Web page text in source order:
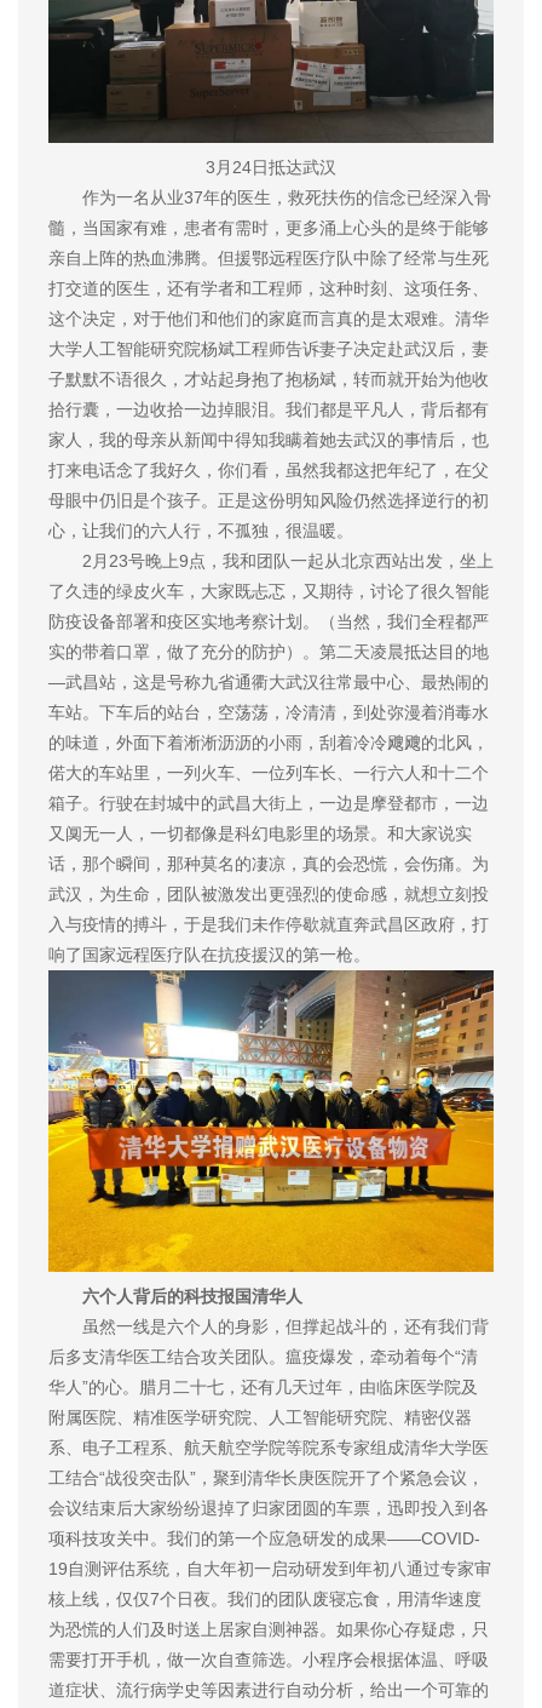
3月24日抵达武汉
作为一名从业37年的医生，救死扶伤的信念已经深入骨
髓，当国家有难，患者有需时，更多涌上心头的是终于能够
亲自上阵的热血沸腾。但援鄂远程医疗队中除了经常与生死
打交道的医生，还有学者和工程师，这种时刻、这项任务、
这个决定，对于他们和他们的家庭而言真的是太艰难。清华
大学人工智能研究院杨斌工程师告诉妻子决定赴武汉后，妻
子默默不语很久，才站起身抱了抱杨斌，转而就开始为他收
拾行囊，一边收拾一边掉眼泪。我们都是平凡人，背后都有
家人，我的母亲从新闻中得知我瞒着她去武汉的事情后，也
打来电话念了我好久，你们看，虽然我都这把年纪了，在父
母眼中仍旧是个孩子。正是这份明知风险仍然选择逆行的初
心，让我们的六人行，不孤独，很温暖。
2月23号晚上9点，我和团队一起从北京西站出发，坐上
了久违的绿皮火车，大家既忐忑，又期待，讨论了很久智能
防疫设备部署和疫区实地考察计划。（当然，我们全程都严
实的带着口罩，做了充分的防护）。第二天凌晨抵达目的地
—武昌站，这是号称九省通衢大武汉往常最中心、最热闹的
车站。下车后的站台，空荡荡，冷清清，到处弥漫着消毒水
的味道，外面下着淅淅沥沥的小雨，刮着冷冷飕飕的北风，
偌大的车站里，一列火车、一位列车长、一行六人和十二个
箱子。行驶在封城中的武昌大街上，一边是摩登都市，一边
又阒无一人，一切都像是科幻电影里的场景。和大家说实
话，那个瞬间，那种莫名的凄凉，真的会恐慌，会伤痛。为
武汉，为生命，团队被激发出更强烈的使命感，就想立刻投
入与疫情的搏斗，于是我们未作停歇就直奔武昌区政府，打
响了国家远程医疗队在抗疫援汉的第一枪。
六个人背后的科技报国清华人
虽然一线是六个人的身影，但撑起战斗的，还有我们背
后多支清华医工结合攻关团队。瘟疫爆发，牵动着每个“清
华人”的心。腊月二十七，还有几天过年，由临床医学院及
附属医院、精准医学研究院、人工智能研究院、精密仪器
系、电子工程系、航天航空学院等院系专家组成清华大学医
工结合“战役突击队”，聚到清华长庚医院开了个紧急会议，
会议结束后大家纷纷退掉了归家团圆的车票，迅即投入到各
项科技攻关中。我们的第一个应急研发的成果——COVID-
19自测评估系统，自大年初一启动研发到年初八通过专家审
核上线，仅仅7个日夜。我们的团队废寝忘食，用清华速度
为恐慌的人们及时送上居家自测神器。如果你心存疑虑，只
需要打开手机，做一次自查筛选。小程序会根据体温、呼吸
道症状、流行病学史等因素进行自动分析，给出一个可靠的